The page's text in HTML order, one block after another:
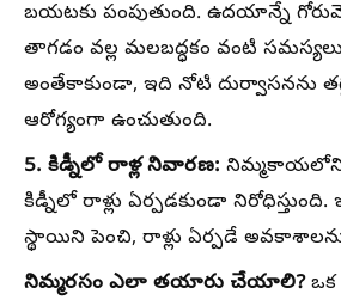
బయటకు పంపుతుంది. ఉదయాన్నే
తాగడం వల్ల మలబద్ధకం వంటి
అంతేకాకుండా, ఇది నోటి దుర్వాసనను
ఆరోగ్యంగా ఉంచుతుంది.
5. కిడ్నీలో రాళ్ల నివారణ: నిమ్మకాయలోని
కిడ్నీలో రాళ్లు ఏర్పడకుండా
స్థాయిని పెంచి, రాళ్లు ఏర్పడే అవకాశాలను
నిమ్మరసం ఎలా తయారు చేయాలి?ఒక